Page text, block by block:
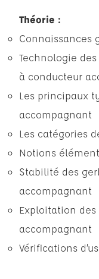
Théorie :
Connaissances
Technologie
à conducteur
Les principaux
accompagnant
Les catégories
Notions
Stabilité des
accompagnant
Exploitation
accompagnant
Vérifications